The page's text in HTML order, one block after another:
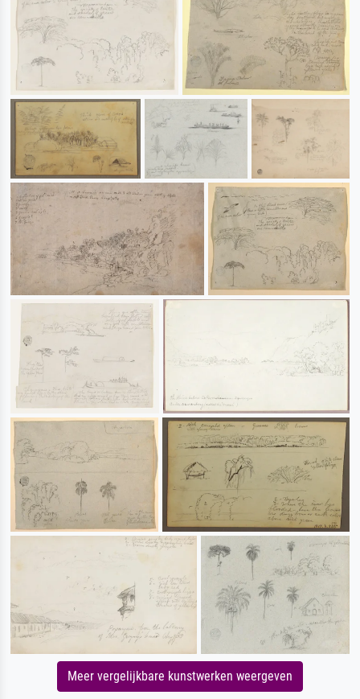
Meer vergelijkbare kunstwerken weergeven